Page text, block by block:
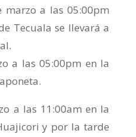
marzo a las 05:00pm
Tecuala se llevará a
a las 05:00pm en la
a las 11:00am en la
y por la tarde